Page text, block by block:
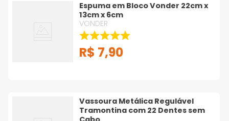
Espuma em Bloco Vonder 22cm x
13cm x 6cm
VONDER
R$ 7,90
Vassoura Metálica Regulável
Tramontina com 22 Dentes sem